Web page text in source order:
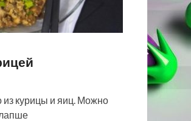
из курицы и яиц. Можно